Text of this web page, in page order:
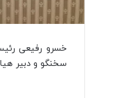
خسرو رفیعی
سخنگو و دبیر